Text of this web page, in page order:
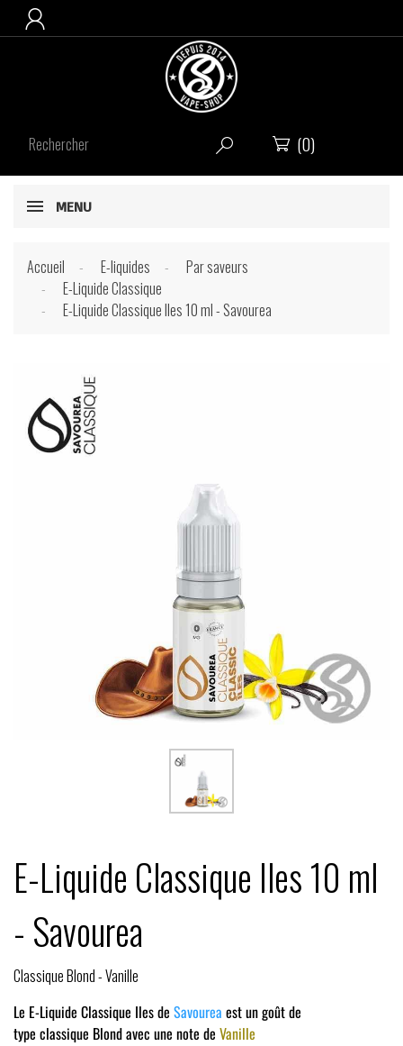

  (0)
MENU
Accueil E-liquides
Par saveurs
E-Liquide Classique
E-Liquide Classique Iles 10 ml - Savourea
E-Liquide Classique Iles 10 ml
- Savourea
Classique Blond - Vanille
Le E-Liquide Classique Iles de Savourea est un goût de
type classique Blond avec une note de Vanille